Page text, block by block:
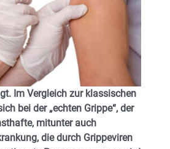
Im Vergleich zur klassischen
bei der „echten Grippe“, der
mitunter auch
die durch Grippeviren